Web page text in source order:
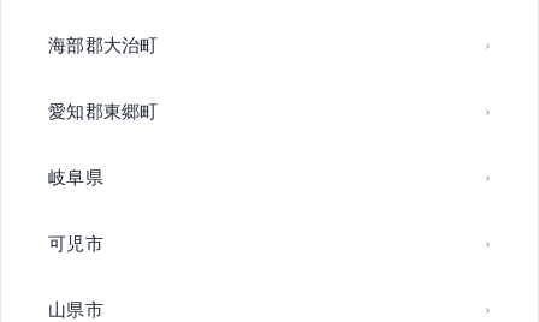
海部郡大治町
愛知郡東郷町
岐阜県
可児市
山県市